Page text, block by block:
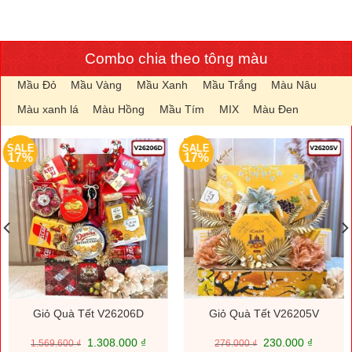
Combo chia theo tông màu
Mầu Đỏ Mầu Vàng Mầu Xanh Mầu Trắng
Màu Nâu
Màu xanh lá
Màu Hồng Mầu Tím MIX Màu Đen
SALE
17%
Giỏ Quà Tết V26206D
1.569.600₫
Giá
1.308.000 ₫Giá
SALE
17%
Giỏ Quà Tết V26205V
276.000₫
Giá
230.000 ₫Giá